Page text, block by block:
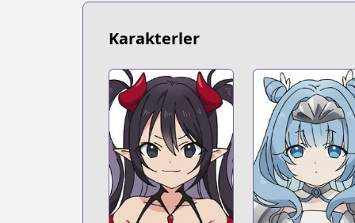
https://www.novelupdates.com/
Book☆Walker
Karakterler